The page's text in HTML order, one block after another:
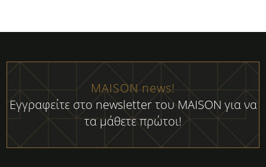
MAISON news!
Εγγραφείτε στο newsletter του MAISON για να
τα μάθετε πρώτοι!